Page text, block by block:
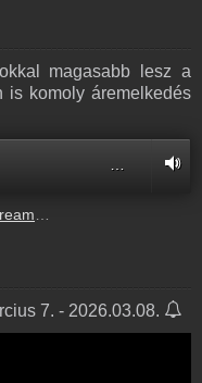
magasabb lesz a
is komoly áremelkedés
tapasztalhato-3.mp3
7. - 2026.03.08.